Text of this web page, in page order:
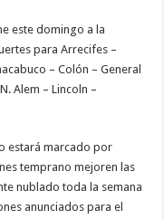
este domingo a la
para Arrecifes –
– Colón – General
Alem – Lincoln –
estará marcado por
temprano mejoren las
nublado toda la semana
anunciados para el